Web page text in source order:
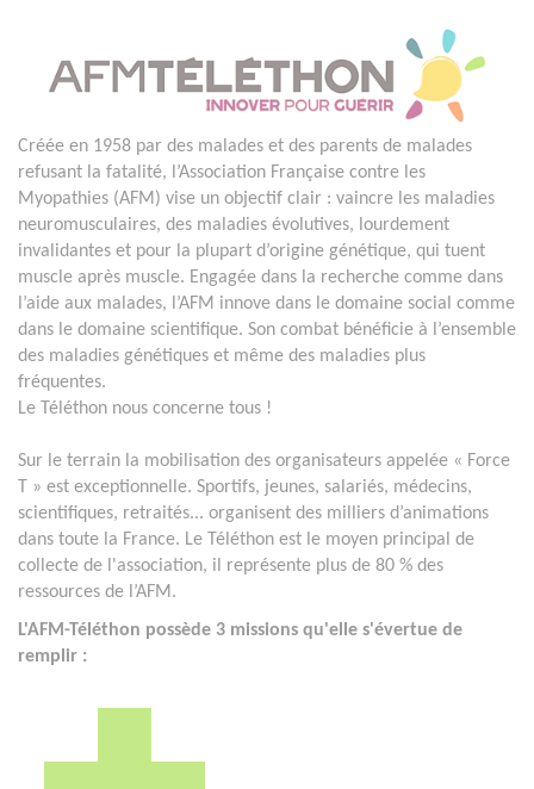
Créée en 1958 par des malades et des parents de malades
refusant la fatalité, l’Association Française contre les
Myopathies (AFM) vise un objectif clair : vaincre les maladies
neuromusculaires, des maladies évolutives, lourdement
invalidantes et pour la plupart d’origine génétique, qui tuent
muscle après muscle. Engagée dans la recherche comme dans
l’aide aux malades, l’AFM innove dans le domaine social comme
dans le domaine scientifique. Son combat bénéficie à l’ensemble
des maladies génétiques et même des maladies plus
fréquentes.
Le Téléthon nous concerne tous !
Sur le terrain la mobilisation des organisateurs appelée « Force
T » est exceptionnelle. Sportifs, jeunes, salariés, médecins,
scientifiques, retraités... organisent des milliers d’animations
dans toute la France. Le Téléthon est le moyen principal de
collecte de l'association, il représente plus de 80 % des
ressources de l’AFM.
L'AFM-Téléthon possède 3 missions qu'elle s'évertue de
remplir :